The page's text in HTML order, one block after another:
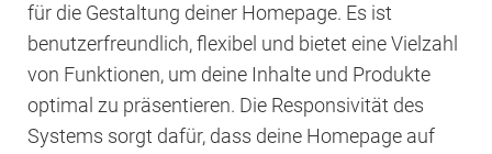
für die Gestaltung deiner Homepage. Es ist
benutzerfreundlich, flexibel und bietet eine Vielzahl
von Funktionen, um deine Inhalte und Produkte
optimal zu präsentieren. Die Responsivität des
Systems sorgt dafür, dass deine Homepage auf